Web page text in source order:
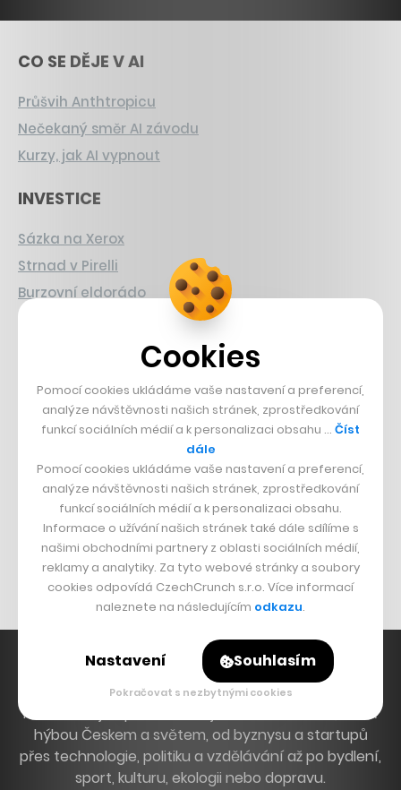
CO SE DĚJE V AI
Průšvih Anthtropicu
Nečekaný směr AI závodu
Kurzy, jak AI vypnout
INVESTICE
Sázka na Xerox
Strnad v Pirelli
Burzovní eldorádo
Francouzský šéfkuchař na Šumavě
Dva golfisti, co pečou
DESIGN
Bomma není tichá
Originální hodinky
Nábytek z betonu
Hlavní zdroj inspirace. Věnujeme se tématům, která
hýbou Českem a světem, od byznysu a startupů
přes technologie, politiku a vzdělávání až po bydlení,
sport, kulturu, ekologii nebo dopravu.
Cookies
Pomocí cookies ukládáme vaše nastavení a preferencí,
analýze návštěvnosti našich stránek, zprostředkování
funkcí sociálních médií a k personalizaci obsahu … Číst
dále
Pomocí cookies ukládáme vaše nastavení a preferencí,
analýze návštěvnosti našich stránek, zprostředkování
funkcí sociálních médií a k personalizaci obsahu.
Informace o užívání našich stránek také dále sdílíme s
našimi obchodními partnery z oblasti sociálních médií,
reklamy a analytiky. Za tyto webové stránky a soubory
cookies odpovídá CzechCrunch s.r.o. Více informací
naleznete na následujícím odkazu.
Nastavení Souhlasím
Pokračovat s nezbytnými cookies